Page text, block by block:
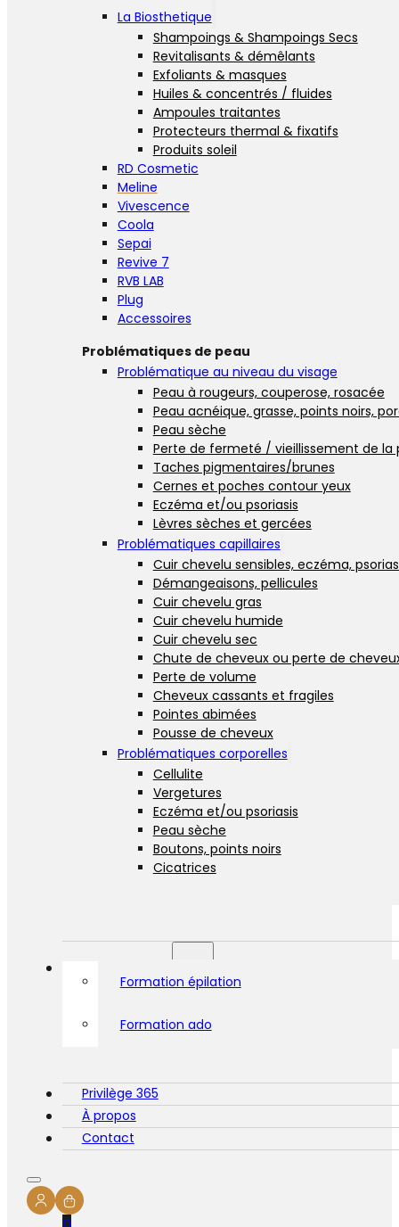
La Biosthetique
Shampoings & Shampoings Secs
Revitalisants & démêlants
Exfoliants & masques
Huiles & concentrés / fluides
Ampoules traitantes
Protecteurs thermal & fixatifs
Produits soleil
RD Cosmetic
Meline
Vivescence
Coola
Sepai
Revive 7
RVB LAB
Plug
Accessoires
Problématiques de peau
Problématique au niveau du visage
Peau à rougeurs, couperose, rosacée
Peau acnéique, grasse, points noirs,
Peau sèche
Perte de fermeté / vieillissement de la
Taches pigmentaires/brunes
Cernes et poches contour yeux
Eczéma et/ou psoriasis
Lèvres sèches et gercées
Problématiques capillaires
Cuir chevelu sensibles, eczéma,
Démangeaisons, pellicules
Cuir chevelu gras
Cuir chevelu humide
Cuir chevelu sec
Chute de cheveux ou perte de
Perte de volume
Cheveux cassants et fragiles
Pointes abimées
Pousse de cheveux
Problématiques corporelles
Cellulite
Vergetures
Eczéma et/ou psoriasis
Peau sèche
Boutons, points noirs
Cicatrices
Formation épilation
Formation ado
Privilège 365
À propos
Contact